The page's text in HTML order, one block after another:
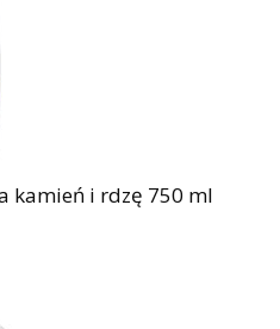
kamień i rdzę 750 ml